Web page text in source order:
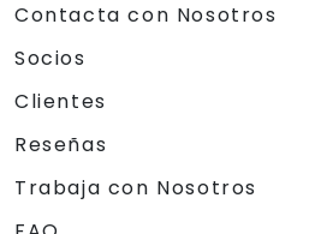
Contacta con Nosotros
Socios
Clientes
Reseñas
Trabaja con Nosotros